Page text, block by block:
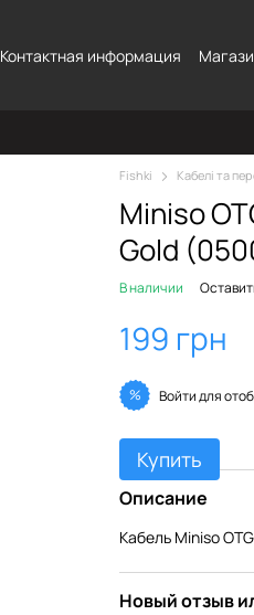
Контактная информация
Fishki Кабелі та
Miniso
Gold
В наличии
199 грн
% Войтидля
Купить
Описание
Кабель Miniso
Новый отзыв